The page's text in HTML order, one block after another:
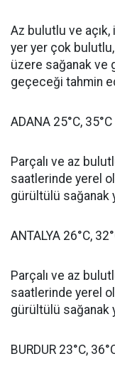
Az bulutlu ve
yer yer çok
üzere sağanak ve
geçeceği tahmin
ADANA 25°C, 35°C
Parçalı ve az
saatlerinde yerel
gürültülü sağanak
ANTALYA 26°C,
Parçalı ve az
saatlerinde yerel
gürültülü sağanak
BURDUR 23°C,